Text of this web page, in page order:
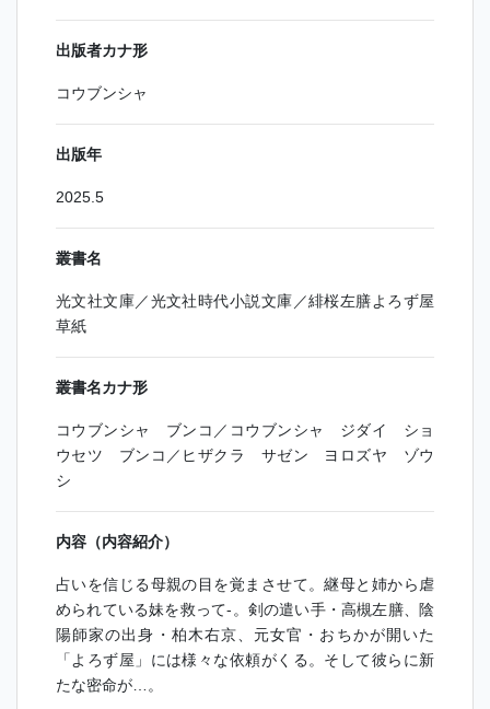
出版者カナ形
コウブンシャ
出版年
2025.5
叢書名
光文社文庫／光文社時代小説文庫／緋桜左膳よろず屋
草紙
叢書名カナ形
コウブンシャ ブンコ／コウブンシャ ジダイ ショ
ウセツ ブンコ／ヒザクラ サゼン ヨロズヤ ゾウ
シ
内容（内容紹介）
占いを信じる母親の目を覚まさせて。継母と姉から虐
められている妹を救って-。剣の遣い手・高槻左膳、陰
陽師家の出身・柏木右京、元女官・おちかが開いた
「よろず屋」には様々な依頼がくる。そして彼らに新
たな密命が…。